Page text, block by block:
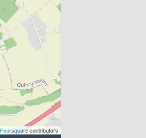
Foursquarecontributors